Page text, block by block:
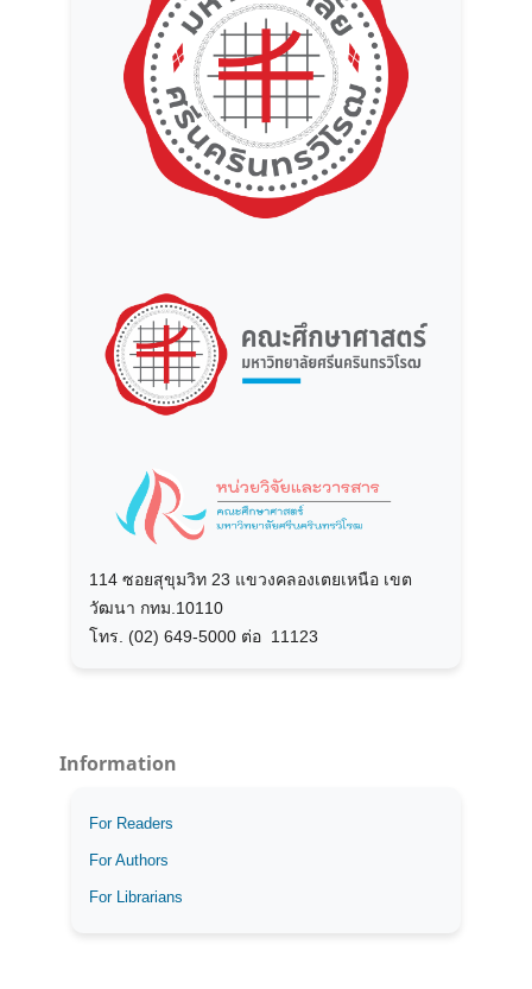
114 ซอยสุขุมวิท 23 แขวงคลองเตยเหนือ เขต
วัฒนา กทม.10110
โทร. (02) 649-5000 ต่อ 11123
Information
For Readers
For Authors
For Librarians